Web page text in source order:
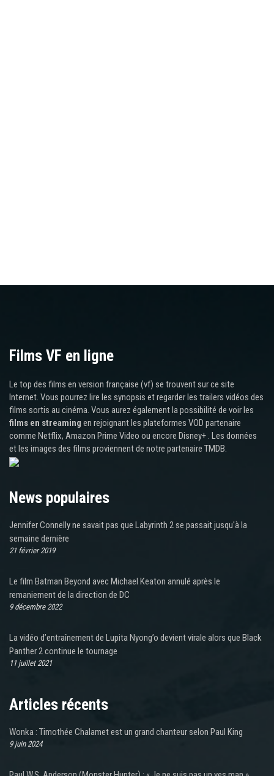
Films VF en ligne
Le top des films en version française (vf) se trouvent sur ce site
Internet. Vous pourrez lire les synopsis et regarder les trailers vidéos des
films sortis au cinéma. Vous aurez également la possibilité de voir les
films en streaming en rejoignant les plateformes VOD partenaire
comme Netflix, Amazon Prime Video ou encore Disney+ . Les données
et les images des films proviennent de notre partenaire TMDB.
News populaires
Jennifer Connelly ne savait pas que Labyrinth 2 se passait jusqu'à la
semaine dernière
21 février 2019
Le film Batman Beyond avec Michael Keaton annulé après le
remaniement de la direction de DC
9 décembre 2022
La vidéo d’entraînement de Lupita Nyong’o devient virale alors que Black
Panther 2 continue le tournage
11 juillet 2021
Articles récents
Wonka : Timothée Chalamet est un grand chanteur selon Paul King
9 juin 2024